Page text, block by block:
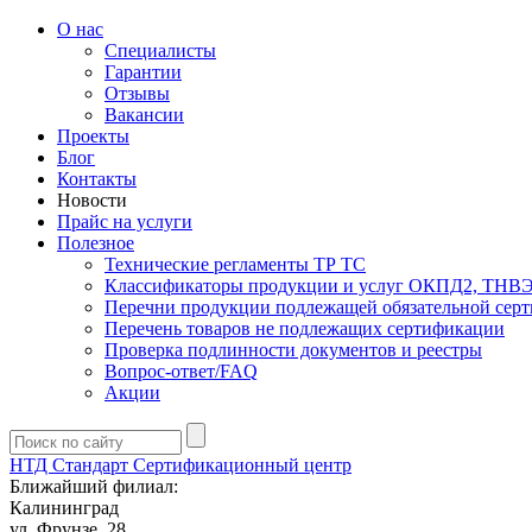
О нас
Специалисты
Гарантии
Отзывы
Вакансии
Проекты
Блог
Контакты
Новости
Прайс на услуги
Полезное
Технические регламенты ТР ТС
Классификаторы продукции и услуг ОКПД2,
Перечни продукции подлежащей обязательной
Перечень товаров не подлежащих сертификации
Проверка подлинности документов и реестры
Вопрос-ответ/FAQ
Акции
НТД Стандарт Сертификационный центр
Ближайший филиал:
Калининград